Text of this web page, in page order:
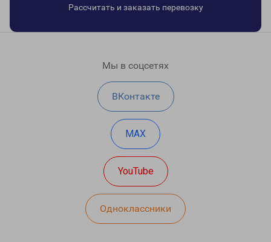
Рассчитать и заказать перевозку
Мы в соцсетях
ВКонтакте
MAX
YouTube
Одноклассники